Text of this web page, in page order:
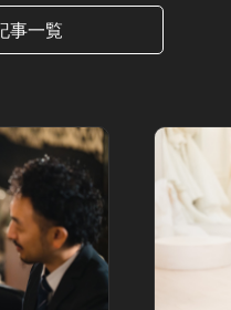
事一覧